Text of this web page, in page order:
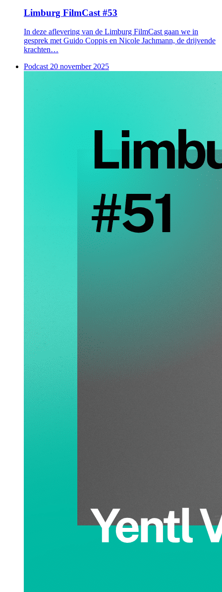
Limburg FilmCast #53
In deze aflevering van de Limburg FilmCast gaan we in
gesprek met Guido Coppis en Nicole Jachmann, de drijvende
krachten…
Podcast 20 november 2025